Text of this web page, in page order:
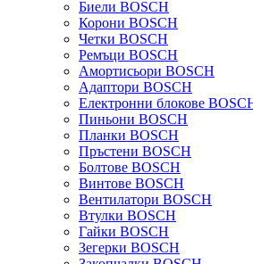
Биели BOSCH
Корони BOSCH
Четки BOSCH
Ремъци BOSCH
Амортисьори BOSCH
Адаптори BOSCH
Електронни блокове
Пиньони BOSCH
Планки BOSCH
Пръстени BOSCH
Болтове BOSCH
Винтове BOSCH
Вентилатори BOSCH
Втулки BOSCH
Гайки BOSCH
Зегерки BOSCH